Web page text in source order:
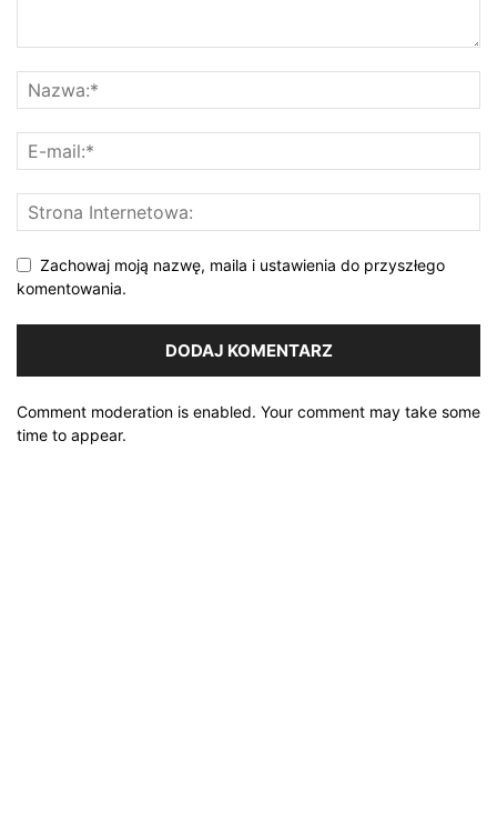
Zachowaj moją nazwę, maila i ustawienia do przyszłego
komentowania.
Comment moderation is enabled. Your comment may take some
time to appear.